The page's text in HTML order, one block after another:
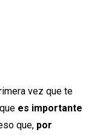
vez que te
es importante
que, por